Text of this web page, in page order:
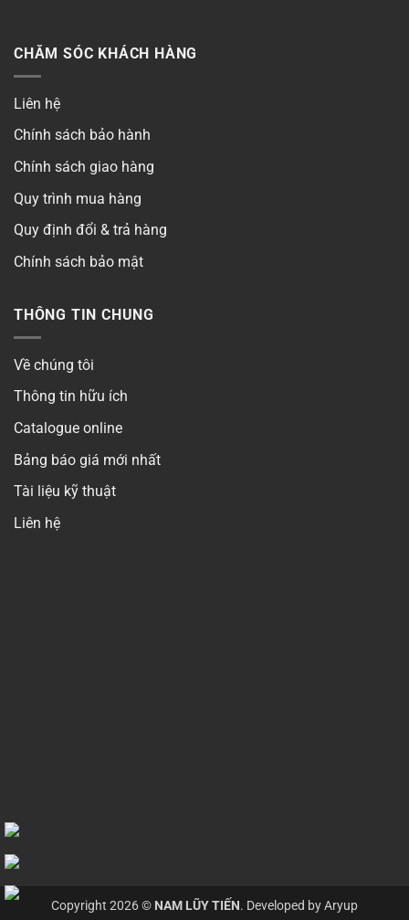
CHĂM SÓC KHÁCH HÀNG
Liên hệ
Chính sách bảo hành
Chính sách giao hàng
Quy trình mua hàng
Quy định đổi & trả hàng
Chính sách bảo mật
THÔNG TIN CHUNG
Về chúng tôi
Thông tin hữu ích
Catalogue online
Bảng báo giá mới nhất
Tài liệu kỹ thuật
Liên hệ
Copyright 2026 © NAM LŨY TIẾN. Developed byAryup